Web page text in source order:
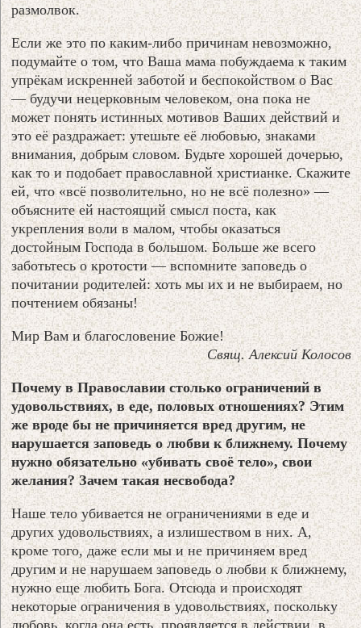
размолвок.
Если же это по каким-либо причинам невозможно,
подумайте о том, что Ваша мама побуждаема к таким
упрёкам искренней заботой и беспокойством о Вас
— будучи нецерковным человеком, она пока не
может понять истинных мотивов Ваших действий и
это её раздражает: утешьте её любовью, знаками
внимания, добрым словом. Будьте хорошей дочерью,
как то и подобает православной христианке. Скажите
ей, что «всё позволительно, но не всё полезно» —
объясните ей настоящий смысл поста, как
укрепления воли в малом, чтобы оказаться
достойным Господа в большом. Больше же всего
заботьтесь о кротости — вспомните заповедь о
почитании родителей: хоть мы их и не выбираем, но
почтением обязаны!
Мир Вам и благословение Божие!
Свящ. Алексий Колосов
Почему в Православии столько ограничений в
удовольствиях, в еде, половых отношениях? Этим
же вроде бы не причиняется вред другим, не
нарушается заповедь о любви к ближнему. Почему
нужно обязательно «убивать своё тело», свои
желания? Зачем такая несвобода?
Наше тело убивается не ограничениями в еде и
других удовольствиях, а излишеством в них. А,
кроме того, даже если мы и не причиняем вред
другим и не нарушаем заповедь о любви к ближнему,
нужно еще любить Бога. Отсюда и происходят
некоторые ограничения в удовольствиях, поскольку
любовь, когда она есть, проявляется в действии, в